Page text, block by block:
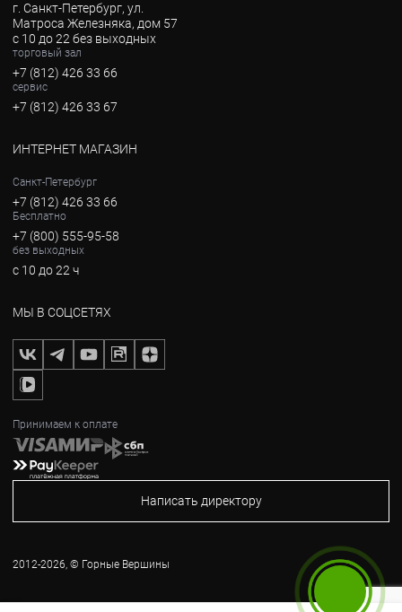
г. Санкт-Петербург, ул.
Матроса Железняка, дом 57
с 10 до 22 без выходных
торговый зал
+7 (812) 426 33 66
сервис
+7 (812) 426 33 67
ИНТЕРНЕТ МАГАЗИН
Санкт-Петербург
+7 (812) 426 33 66
Бесплатно
+7 (800) 555-95-58
без выходных
с 10 до 22 ч
МЫ В СОЦСЕТЯХ
Принимаем к оплате
Написать директору
2012-2026, © Горные Вершины